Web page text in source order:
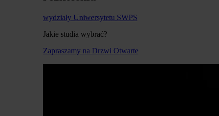
wydziały Uniwersytetu SWPS
Jakie studia wybrać?
Zapraszamy na Drzwi Otwarte